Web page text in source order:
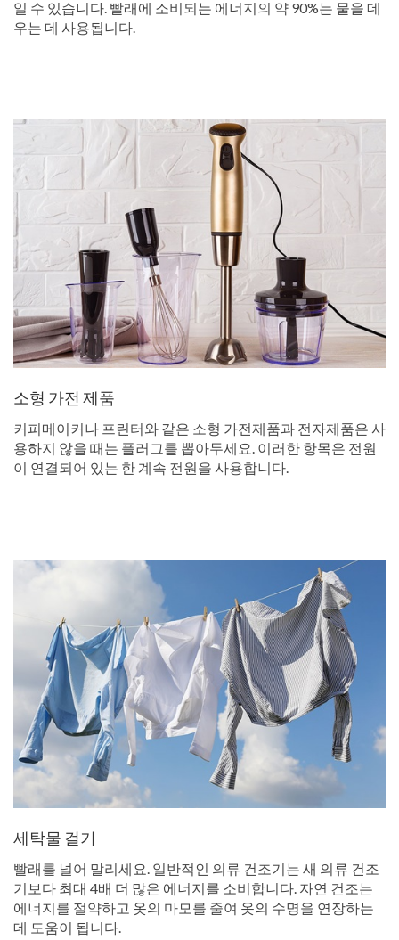
일 수 있습니다. 빨래에 소비되는 에너지의 약 90%는 물을 데
우는 데 사용됩니다.
소형 가전 제품
커피메이커나 프린터와 같은 소형 가전제품과 전자제품은 사
용하지 않을 때는 플러그를 뽑아두세요. 이러한 항목은 전원
이 연결되어 있는 한 계속 전원을 사용합니다.
세탁물 걸기
빨래를 널어 말리세요. 일반적인 의류 건조기는 새 의류 건조
기보다 최대 4배 더 많은 에너지를 소비합니다. 자연 건조는
에너지를 절약하고 옷의 마모를 줄여 옷의 수명을 연장하는
데 도움이 됩니다.